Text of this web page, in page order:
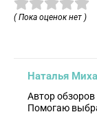
( Пока оценок нет )
Наталья
Автор обзоров
Помогаю